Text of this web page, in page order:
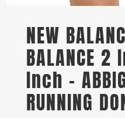
NEW
BALANCE
Inch –
RUNNING